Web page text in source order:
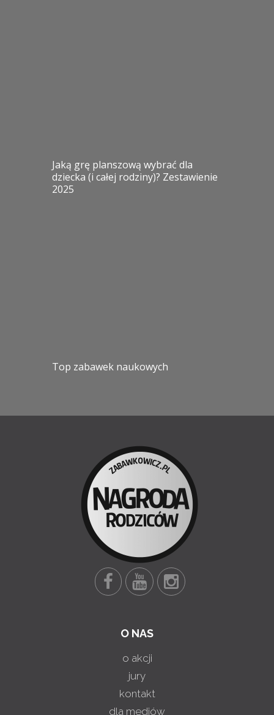
Jaką grę planszową wybrać dla
dziecka (i całej rodziny)? Zestawienie
2025
Top zabawek naukowych
O NAS
o akcji
jury
kontakt
dla mediów